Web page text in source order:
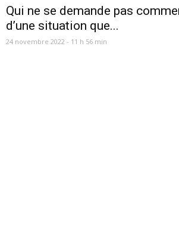
Qui ne se demande pas
d’une situation que...
24 novembre 2022 - 11 h 56 min